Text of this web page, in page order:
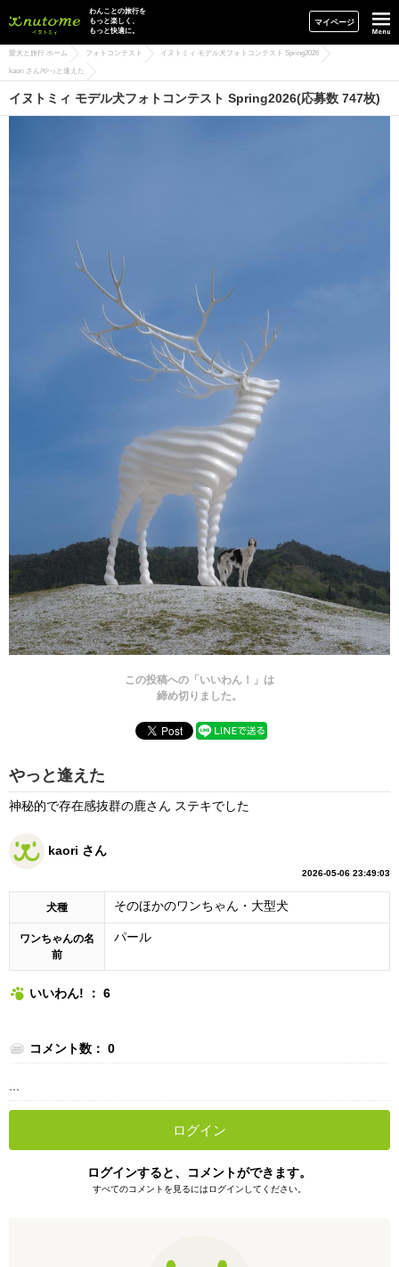
イヌトミィ
わんことの旅行を
もっと楽しく、
もっと快適に。
マイページ
愛犬と旅行 ホーム フォトコンテスト イヌトミィ モデル犬フォトコンテスト Spring2026
kaori さん/やっと逢えた
イヌトミィ モデル犬フォトコンテスト Spring2026(応募数 747枚)
この投稿への「いいわん！」は
締め切りました。
やっと逢えた
神秘的で存在感抜群の鹿さん ステキでした
kaori さん
2026-05-06 23:49:03
犬種 そのほかのワンちゃん・大型犬
ワンちゃんの名
前
パール
いいわん! ： 6
コメント数： 0
...
ログイン
ログインすると、コメントができます。
すべてのコメントを見るにはログインしてください。